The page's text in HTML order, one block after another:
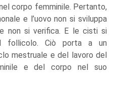
corpo femminile. Pertanto,
e l’uovo non si sviluppa
non si verifica. E le cisti si
follicolo. Ciò porta a un
mestruale e del lavoro del
e del corpo nel suo